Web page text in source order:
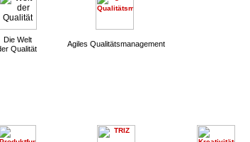
Die Welt
Qualität
Agiles Qualitätsmanagement